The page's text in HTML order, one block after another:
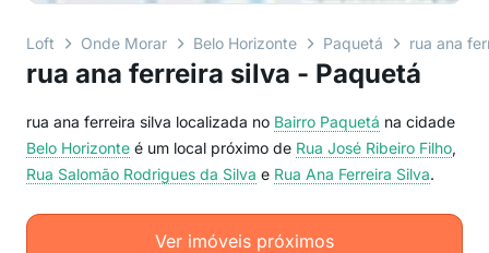
Loft Onde Morar Belo Horizonte Paquetá rua ana
rua ana ferreira silva - Paquetá
rua ana ferreira silva localizada no Bairro Paquetá na cidade
Belo Horizonte é um local próximo de Rua José Ribeiro Filho,
Rua Salomão Rodrigues da Silva e Rua Ana Ferreira Silva.
Ver imóveis próximos